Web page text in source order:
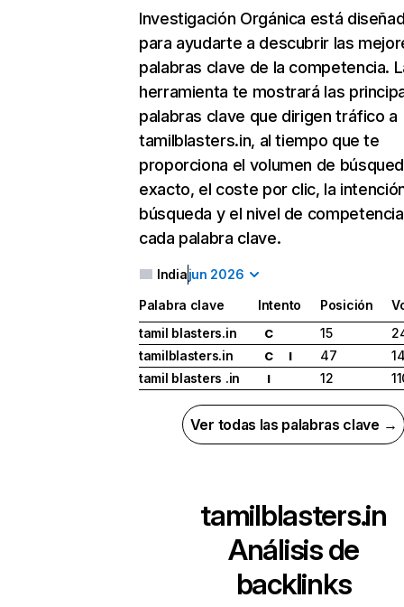
Investigación Orgánica está
para ayudarte a descubrir las
palabras clave de la competencia.
herramienta te mostrará las
palabras clave que dirigen tráfico a
tamilblasters.in, al tiempo que te
proporciona el volumen de
exacto, el coste por clic, la
búsqueda y el nivel de
cada palabra clave.
Indiajun 2026
Palabra clave Intento Posición
tamil blasters.in
C 15
tamilblasters.in
C I 47
tamil blasters .in
I 12
Ver todas las palabras clave →
tamilblasters.in
Análisis de
backlinks